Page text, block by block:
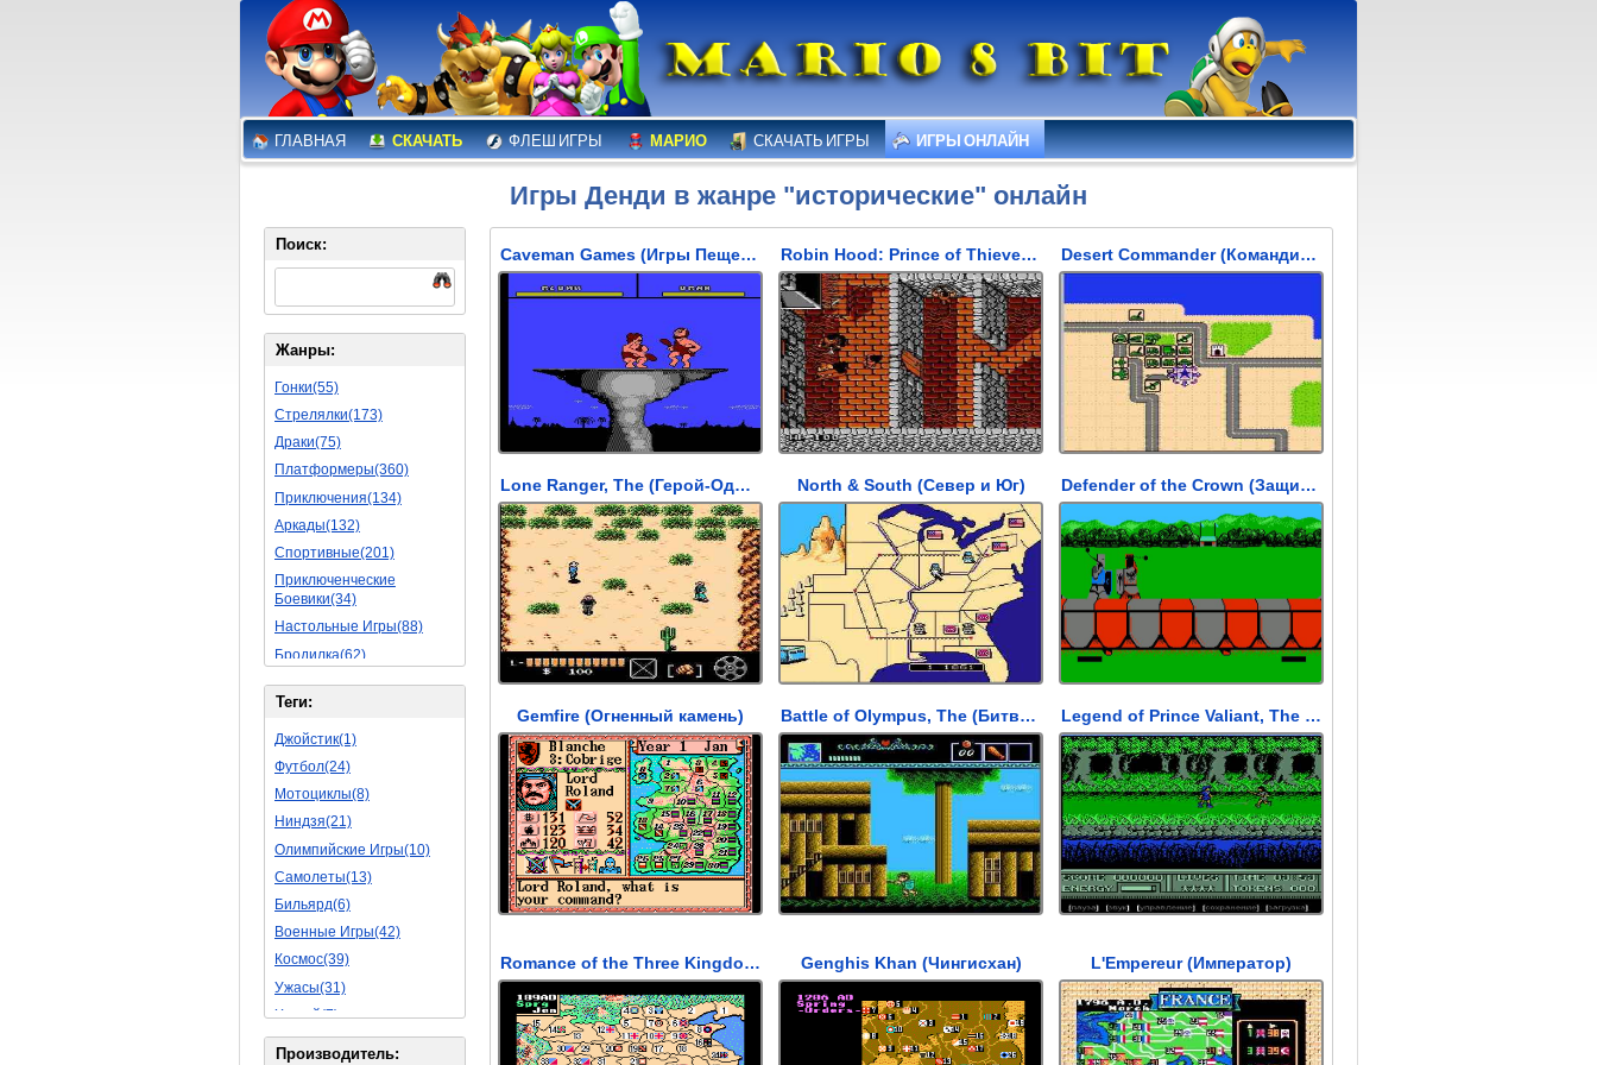
ГЛАВНАЯ СКАЧАТЬ ФЛЕШ ИГРЫ МАРИО СКАЧАТЬ ИГРЫ ИГРЫ ОНЛАЙН
Игры Денди в жанре "исторические" онлайн
Caveman Games (Игры Пещерных людей) Robin Hood: Prince of Thieves (Робин Гуд: Принц воров) Desert Commander (Командир Пустыни)
Lone Ranger, The (Герой-Одиночка) North & South (Север и Юг) Defender of the Crown (Защитник Короны)
Gemfire (Огненный камень) Battle of Olympus, The (Битва Олимпа) Legend of Prince Valiant, The (Легенда о Принце Валиант)
Romance of the Three Kingdoms II (Романс о Троецарствие II) Genghis Khan (Чингисхан) L'Empereur (Император)
Поиск:
Жанры:
Гонки(55)
Стрелялки(173)
Драки(75)
Платформеры(360)
Приключения(134)
Аркады(132)
Спортивные(201)
Приключенческие
Боевики(34)
Настольные Игры(88)
Бродилка(62)
Стратегии(77)
Боевые RPG(50)
Симуляторы(31)
Леталки(24)
Симуляторы Жизни(76)
Уникальный(29)
Логические Игры(35)
Азартные(45)
Ролевые Игры(176)
Боевик(10)
Головоломка(11)
Rpg(14)
Пошаговые Игры(22)
Пазлы(82)
Теги:
Джойстик(1)
Футбол(24)
Мотоциклы(8)
Ниндзя(21)
Олимпийские Игры(10)
Самолеты(13)
Бильярд(6)
Военные Игры(42)
Космос(39)
Ужасы(31)
Хоккей(7)
Вертолет(13)
Производитель: